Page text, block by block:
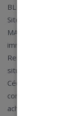
BLEUS sur son
Site »). Elles
MAGASINS
immatriculée au
Rennes sous le
situé au 75 Route
Cédex dénommée
consommateur
achat via ledit Site